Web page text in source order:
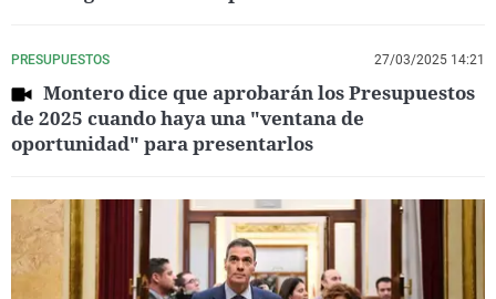
PRESUPUESTOS 27/03/2025 14:21
Montero dice que aprobarán los Presupuestos
de 2025 cuando haya una "ventana de
oportunidad" para presentarlos